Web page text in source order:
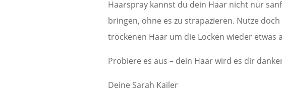
Haarspray kannst du dein Haar nicht nur
bringen, ohne es zu strapazieren. Nutze
trockenen Haar um die Locken wieder etwas
Probiere es aus – dein Haar wird es dir
Deine Sarah Kailer